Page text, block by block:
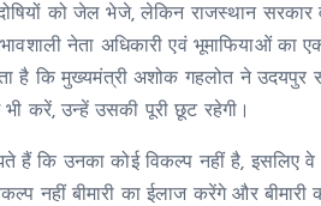
को जेल भेजे, लेकिन राजस्थान
नेता अधिकारी एवं भूमाफियाओं
है कि मुख्यमंत्री अशोक गहलोत ने उदयपुर
करें, उन्हें उसकी पूरी छूट रहेगी।
हैं कि उनका कोई विकल्प नहीं है, इसलिए
नहीं बीमारी का ईलाज करेंगे और